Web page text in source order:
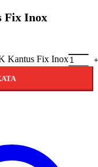
Inox
Kantus Fix Inox